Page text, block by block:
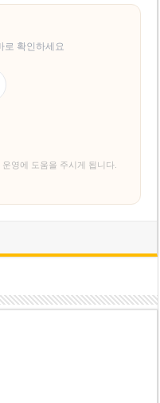
로 확인하세요
영에 도움을 주시게 됩니다.